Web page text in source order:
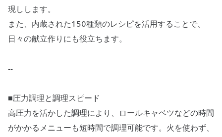
現しします。
また、内蔵された150種類のレシピを活用することで、
日々の献立作りにも役立ちます。
--
■圧力調理と調理スピード
高圧力を活かした調理により、ロールキャベツなどの時間
がかかるメニューも短時間で調理可能です。火を使わず、